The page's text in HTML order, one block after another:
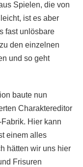
Spielen, die von
ist es aber
fast unlösbare
den einzelnen
und so geht
baute nun
Charaktereditor
Hier kann
einem alles
hätten wir uns hier
Frisuren